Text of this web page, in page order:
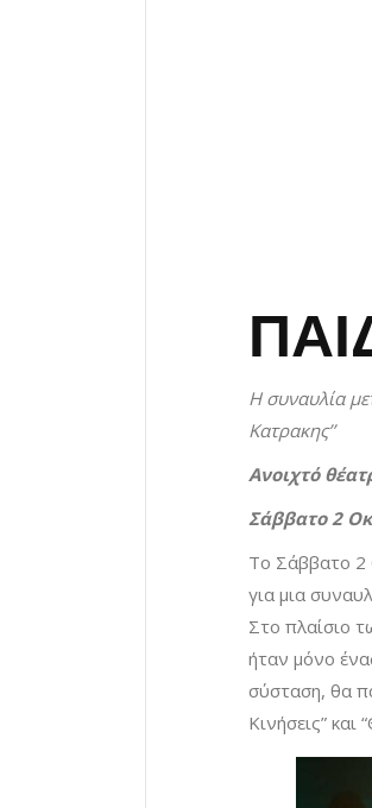
Η συναυλία
Κατρακης’’
Ανοιχτό
Σάββατο 2
Το Σάββατο 2
για μια
Στο πλαίσιο
ήταν μόνο
σύσταση, θα
Κινήσεις”